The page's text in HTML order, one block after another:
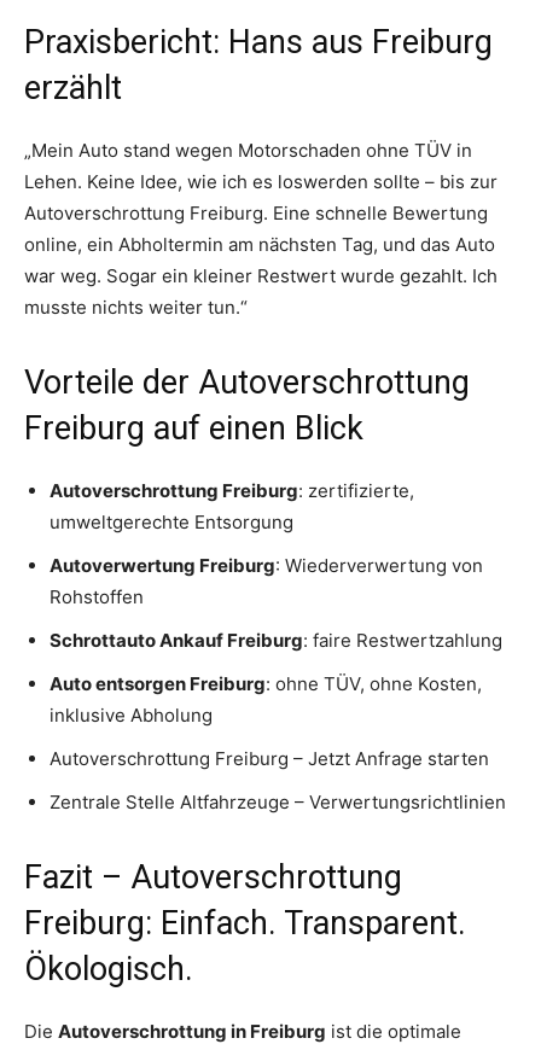
Praxisbericht: Hans aus Freiburg
erzählt
„Mein Auto stand wegen Motorschaden ohne TÜV in
Lehen. Keine Idee, wie ich es loswerden sollte – bis zur
Autoverschrottung Freiburg. Eine schnelle Bewertung
online, ein Abholtermin am nächsten Tag, und das Auto
war weg. Sogar ein kleiner Restwert wurde gezahlt. Ich
musste nichts weiter tun.“
Vorteile der Autoverschrottung
Freiburg auf einen Blick
Autoverschrottung Freiburg: zertifizierte,
umweltgerechte Entsorgung
Autoverwertung Freiburg: Wiederverwertung von
Rohstoffen
Schrottauto Ankauf Freiburg: faire Restwertzahlung
Auto entsorgen Freiburg: ohne TÜV, ohne Kosten,
inklusive Abholung
Autoverschrottung Freiburg – Jetzt Anfrage starten
Zentrale Stelle Altfahrzeuge – Verwertungsrichtlinien
Fazit – Autoverschrottung
Freiburg: Einfach. Transparent.
Ökologisch.
Die Autoverschrottung in Freiburg ist die optimale